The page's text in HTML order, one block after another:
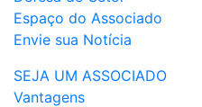
Espaço do Associado
Envie sua Notícia
SEJA UM ASSOCIADO
Vantagens